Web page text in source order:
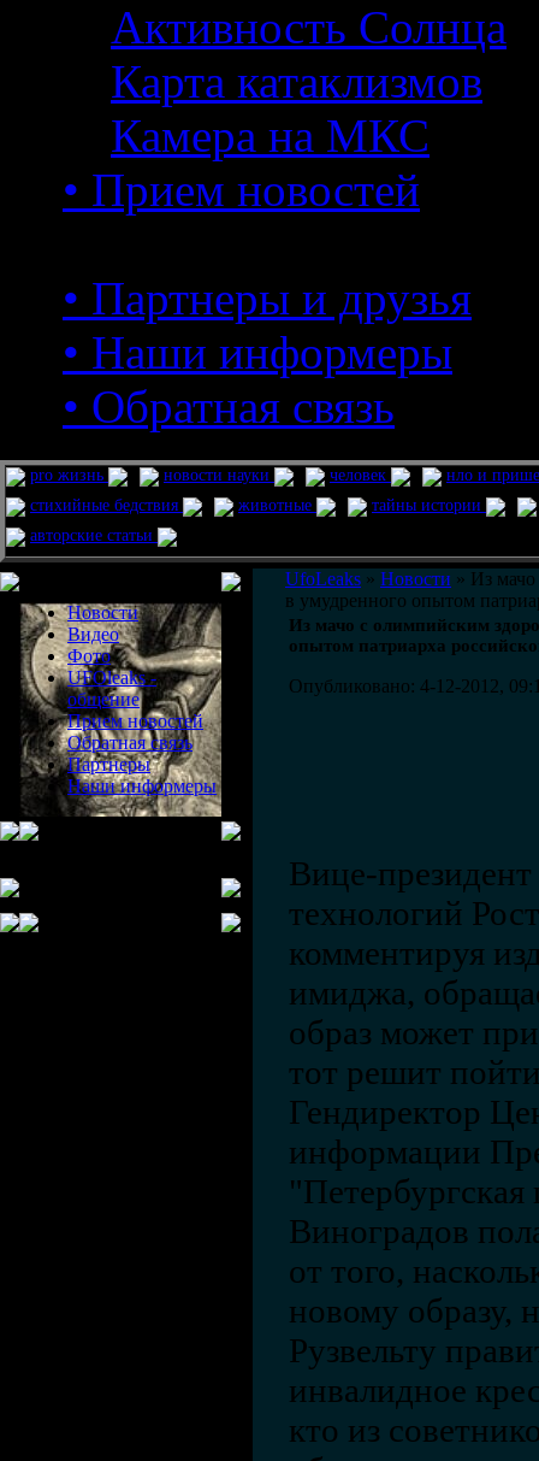
Активность Солнца
Карта катаклизмов
Камера на МКС
• Прием новостей
• Партнеры и друзья
• Наши информеры
• Обратная связь
pro жизнь новости науки человек
нло и
стихийные бедствия
животные
тайны истории
авторские статьи
Новости
Видео
Фото
UFOleaks -
общение
Прием новостей
Обратная связь
Партнеры
Наши информеры
UfoLeaks » Новости » Из мачо
в умудренного опытом
Из мачо с олимпийским
опытом патриарха
Опубликовано: 4-12-2012,
Вице-
технологий
комментируя
имиджа,
образ может
тот решит
Гендиректор
информации
Виноградов
от того,
новому образу,
Рузвельту
инвалидное
кто из